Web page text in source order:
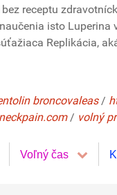
receptu
isto Luperina
Replikácia,
broncovaleas/
/ volný
Voľný čas